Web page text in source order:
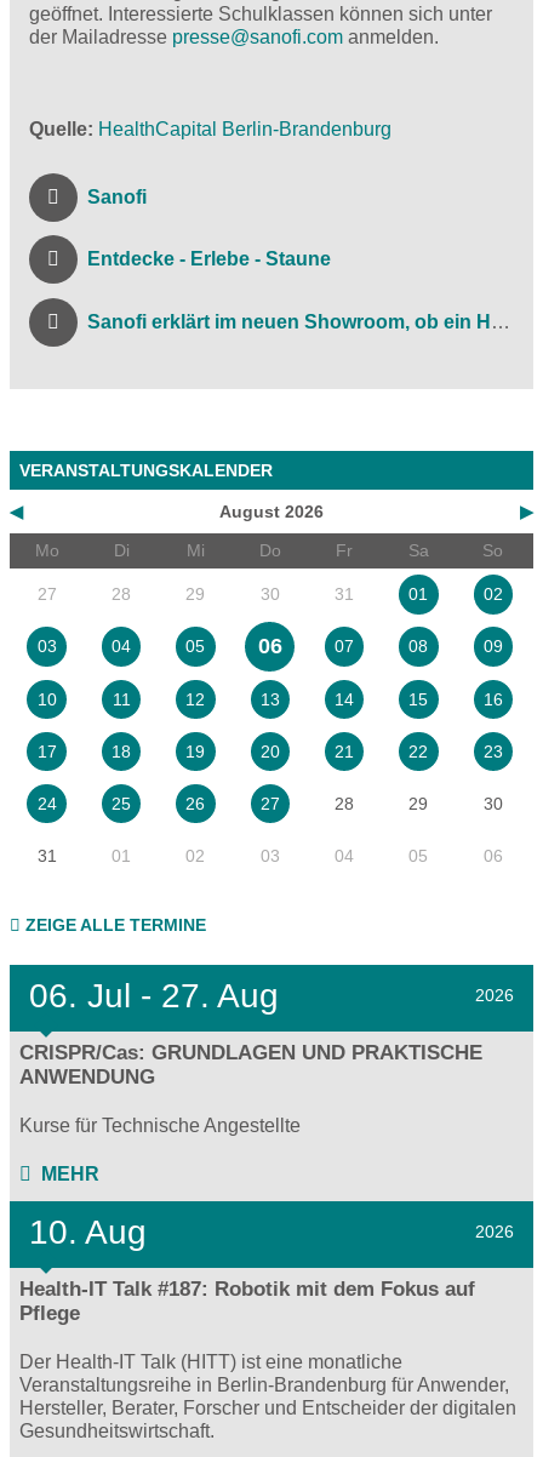
geöffnet. Interessierte Schulklassen können sich unter
der Mailadresse presse@sanofi.com anmelden.
Quelle HealthCapital Berlin-Brandenburg
Sanofi
Entdecke - Erlebe - Staune
Sanofi erklärt im neuen Showroom, ob ein Herz brechen kan
VERANSTALTUNGSKALENDER
◀ ▶
August 2026
Mo
Di Mi Do Fr Sa So
27 28 29 30 31 01 02
03 04 05 06 07 08 09
10 11 12 13 14 15 16
17 18 19 20 21 22 23
24 25 26 27 28 29 30
31 01 02 03 04 05 06
ZEIGE ALLE TERMINE
06. Jul - 27. Aug 2026
CRISPR/Cas: GRUNDLAGEN UND PRAKTISCHE
ANWENDUNG
Kurse für Technische Angestellte
MEHR
10. Aug 2026
Health-IT Talk #187: Robotik mit dem Fokus auf
Pflege
Der Health-IT Talk (HITT) ist eine monatliche
Veranstaltungsreihe in Berlin-Brandenburg für Anwender,
Hersteller, Berater, Forscher und Entscheider der digitalen
Gesundheitswirtschaft.